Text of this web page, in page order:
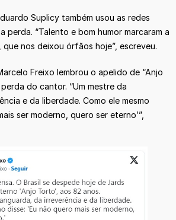
Suplicy também usou as redes
perda. “Talento e bom humor marcaram a
nos deixou órfãos hoje”, escreveu.
Freixo lembrou o apelido de “Anjo
do cantor. “Um mestre da
e da liberdade. Como ele mesmo
ser moderno, quero ser eterno’”,